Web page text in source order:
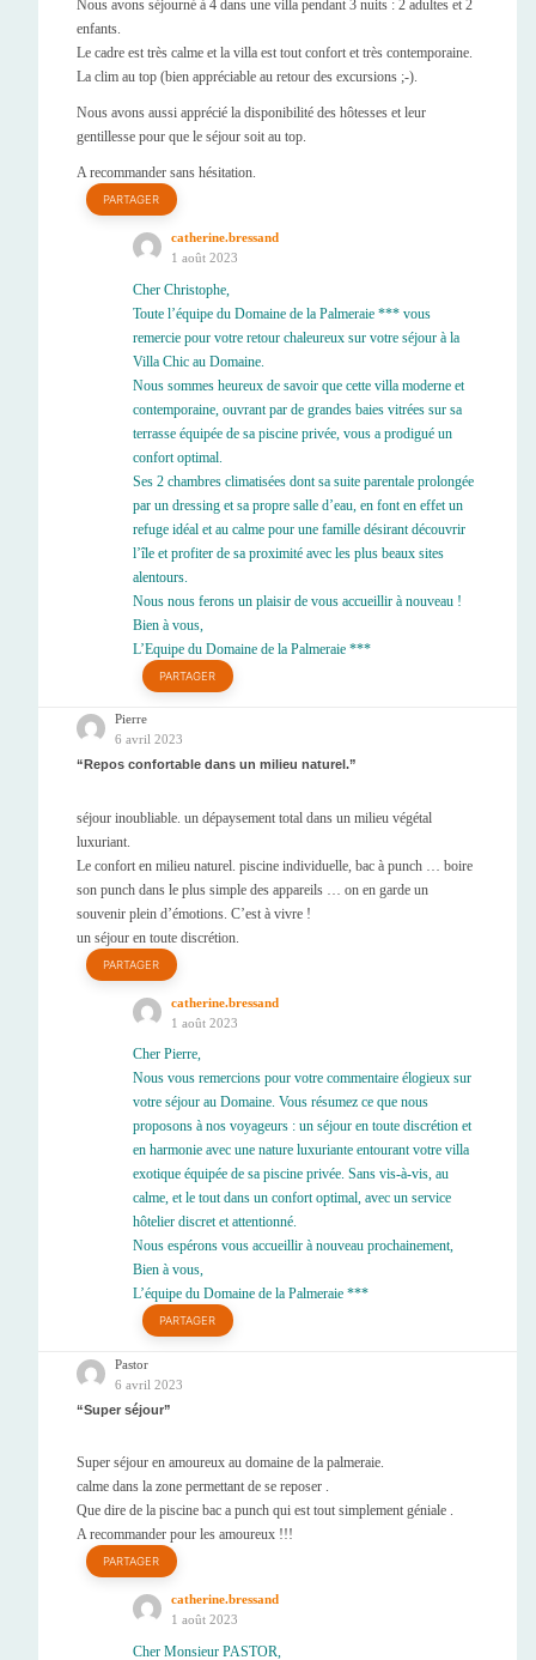
Nous avons séjourné à 4 dans une villa pendant 3 nuits : 2 adultes et 2
enfants.
Le cadre est très calme et la villa est tout confort et très contemporaine.
La clim au top (bien appréciable au retour des excursions ;-).
Nous avons aussi apprécié la disponibilité des hôtesses et leur
gentillesse pour que le séjour soit au top.
A recommander sans hésitation.
PARTAGER
catherine.bressand
1 août 2023
Cher Christophe,
Toute l’équipe du Domaine de la Palmeraie *** vous
remercie pour votre retour chaleureux sur votre séjour à la
Villa Chic au Domaine.
Nous sommes heureux de savoir que cette villa moderne et
contemporaine, ouvrant par de grandes baies vitrées sur sa
terrasse équipée de sa piscine privée, vous a prodigué un
confort optimal.
Ses 2 chambres climatisées dont sa suite parentale prolongée
par un dressing et sa propre salle d’eau, en font en effet un
refuge idéal et au calme pour une famille désirant découvrir
l’île et profiter de sa proximité avec les plus beaux sites
alentours.
Nous nous ferons un plaisir de vous accueillir à nouveau !
Bien à vous,
L’Equipe du Domaine de la Palmeraie ***
PARTAGER
Pierre
6 avril 2023
Repos confortable dans un milieu naturel.
séjour inoubliable. un dépaysement total dans un milieu végétal
luxuriant.
Le confort en milieu naturel. piscine individuelle, bac à punch … boire
son punch dans le plus simple des appareils … on en garde un
souvenir plein d’émotions. C’est à vivre !
un séjour en toute discrétion.
PARTAGER
catherine.bressand
1 août 2023
Cher Pierre,
Nous vous remercions pour votre commentaire élogieux sur
votre séjour au Domaine. Vous résumez ce que nous
proposons à nos voyageurs : un séjour en toute discrétion et
en harmonie avec une nature luxuriante entourant votre villa
exotique équipée de sa piscine privée. Sans vis-à-vis, au
calme, et le tout dans un confort optimal, avec un service
hôtelier discret et attentionné.
Nous espérons vous accueillir à nouveau prochainement,
Bien à vous,
L’équipe du Domaine de la Palmeraie ***
PARTAGER
Pastor
6 avril 2023
Super séjour
Super séjour en amoureux au domaine de la palmeraie.
calme dans la zone permettant de se reposer .
Que dire de la piscine bac a punch qui est tout simplement géniale .
A recommander pour les amoureux !!!
PARTAGER
catherine.bressand
1 août 2023
Cher Monsieur PASTOR,